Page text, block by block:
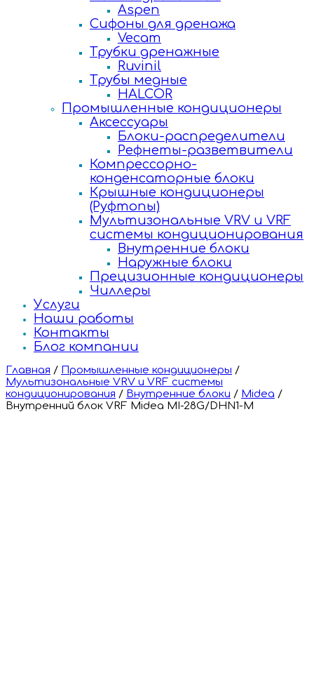
Aspen
Сифоны для дренажа
Vecam
Трубки дренажные
Ruvinil
Трубы медные
HALCOR
Промышленные кондиционеры
Аксессуары
Блоки-распределители
Рефнеты-разветвители
Компрессорно-
конденсаторные блоки
Крышные кондиционеры
(Руфтопы)
Мультизональные VRV и VRF
системы кондиционирования
Внутренние блоки
Наружные блоки
Прецизионные кондиционеры
Чиллеры
Услуги
Наши работы
Контакты
Блог компании
Главная / Промышленные кондиционеры /
Мультизональные VRV и VRF системы
кондиционирования / Внутренние блоки / Midea /
Внутренний блок VRF Midea MI-28G/DHN1-M